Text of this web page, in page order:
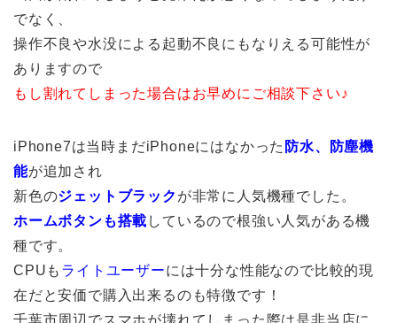
でなく、
操作不良や水没による起動不良にもなりえる可能性が
ありますので
もし割れてしまった場合はお早めにご相談下さい♪
iPhone7は当時まだiPhoneにはなかった 防水、防塵機
能が追加され
新色のジェットブラック が非常に人気機種でした。
ホームボタンも搭載 しているので根強い人気がある機
種です。
CPUも ライトユーザーには十分な性能なので比較的現
在だと安価で購入出来るのも特徴です！
千葉市周辺でスマホが壊れてしまった際は是非当店に